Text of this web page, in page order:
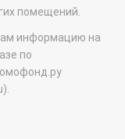
помещений.
информацию на
по